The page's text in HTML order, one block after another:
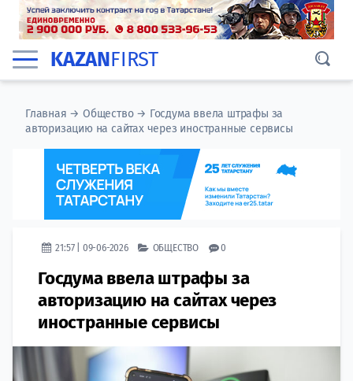
KAZANFIRST
Главная →Общество→ Госдума ввела штрафы за
авторизацию на сайтах через иностранные сервисы
21:57 | 09-06-2026 ОБЩЕСТВО 0
Госдума ввела штрафы за
авторизацию на сайтах через
иностранные сервисы